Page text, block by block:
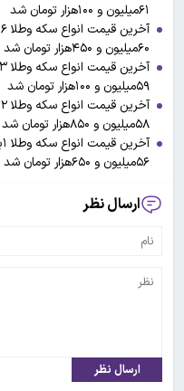
۶۱میلیون و ۱۰۰هزار تومان شد
۶۰میلیون و ۴۵۰هزار تومان شد
۵۹میلیون و ۱۰۰هزار تومان شد
۵۸میلیون و ۸۵۰هزار تومان شد
۵۶میلیون و ۶۵۰هزار تومان شد
ارسال نظر
ارسال نظر